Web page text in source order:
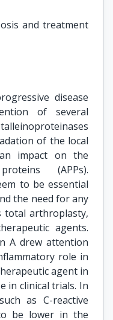
and treatment
disease
of several
of the local
impact on the
(APPs).
to be essential
the need for any
total arthroplasty,
agents.
A drew attention
role in
agent in
in clinical trials. In
as C-reactive
be lower in the